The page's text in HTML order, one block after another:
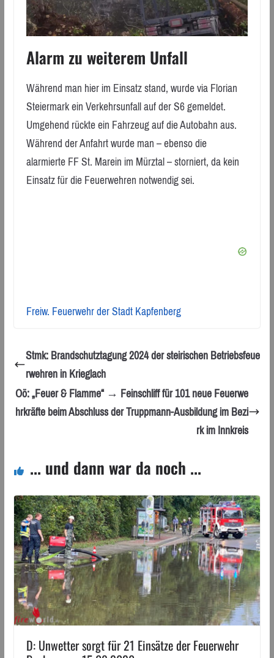
Alarm zu weiterem Unfall
Während man hier im Einsatz stand, wurde via Florian
Steiermark ein Verkehrsunfall auf der S6 gemeldet.
Umgehend rückte ein Fahrzeug auf die Autobahn aus.
Während der Anfahrt wurde man – ebenso die
alarmierte FF St. Marein im Mürztal – storniert, da kein
Einsatz für die Feuerwehren notwendig sei.
Freiw. Feuerwehr der Stadt Kapfenberg
Stmk: Brandschutztagung 2024 der steirischen Betriebsfeue
rwehren in Krieglach
Oö: „Feuer & Flamme“ → Feinschliff für 101 neue Feuerwe
hrkräfte beim Abschluss der Truppmann-Ausbildung im Bezi
rk im Innkreis
... und dann war da noch ...
D: Unwetter sorgt für 21 Einsätze der Feuerwehr